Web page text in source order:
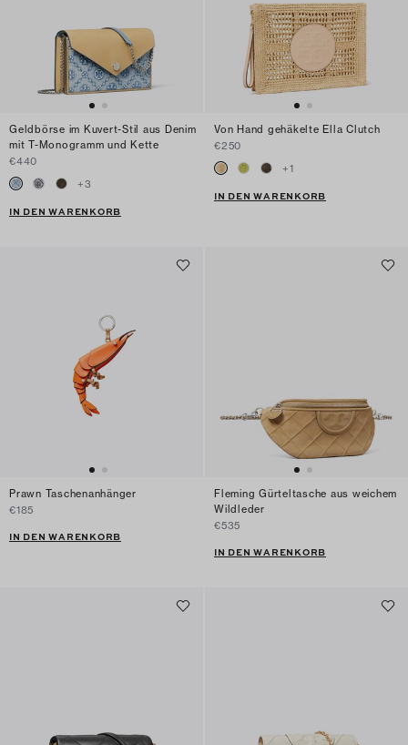
Geldbörse im Kuvert-Stil aus Denim
mit T-Monogramm und Kette
€440
+3
IN DEN WARENKORB
Von Hand gehäkelte Ella Clutch
€250
+1
IN DEN WARENKORB
Prawn Taschenanhänger
€185
IN DEN WARENKORB
Fleming Gürteltasche aus weichem
Wildleder
€535
IN DEN WARENKORB